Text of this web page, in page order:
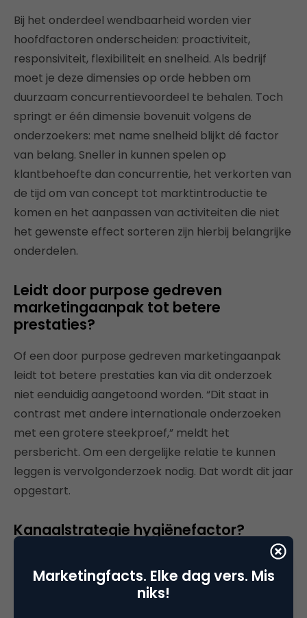
Bij het onderdeel wendbaarheid worden vier
hoofdfactoren onderscheiden: proactiviteit,
responsiviteit, flexibiliteit en snelheid. Als bedrijf
moet je deze dimensies op orde hebben om
duurzaam concurrentievoordeel te behalen. Toch
springt er één dimensie bovenuit volgens de
onderzoekers: met name snelheid blijkt dé factor
van belang. Sneller in kunnen spelen op
klantbehoefte dan concurrentie, het verkorten van
de tijd om van concept tot marktintroductie te
komen en het aanpassen van activiteiten die niet
het gewenste effect sorteren zijn hierbij belangrijke
onderdelen.
Leidt door purpose gedreven
marketingaanpak tot betere
prestaties?
Of een door purpose gedreven marketingaanpak
leidt tot betere prestaties kan via dit onderzoek
niet eenduidig aangetoond worden. “Dit staat in
contrast met andere internationale onderzoeken
met een grotere steekproef,” meldt het
persbericht. Om een dergelijke relatie te kunnen
leggen is vervolgonderzoek nodig. Dat wordt dit jaar
opgestart.
Kanaalstrategie hygiënefactor?
Volgens de antwoorden van de marketingbazen
maakt het voor het competitieve voordeel niet uit
of de organisatie een single- of
Marketingfacts. Elke dag vers. Mis
niks!